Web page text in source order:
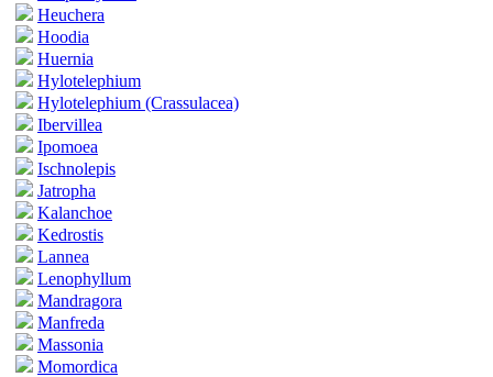
Heuchera
Hoodia
Huernia
Hylotelephium
Hylotelephium (Crassulacea)
Ibervillea
Ipomoea
Ischnolepis
Jatropha
Kalanchoe
Kedrostis
Lannea
Lenophyllum
Mandragora
Manfreda
Massonia
Momordica